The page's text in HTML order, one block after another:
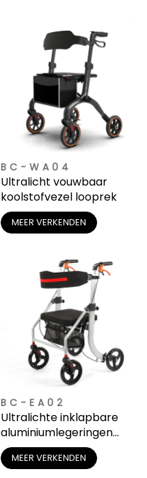
BC-WA04
Ultralicht vouwbaar
koolstofvezel looprek
MEER VERKENDEN
BC-EA02
Ultralichte inklapbare
aluminiumlegeringen
elektrische loopsteun
MEER VERKENDEN